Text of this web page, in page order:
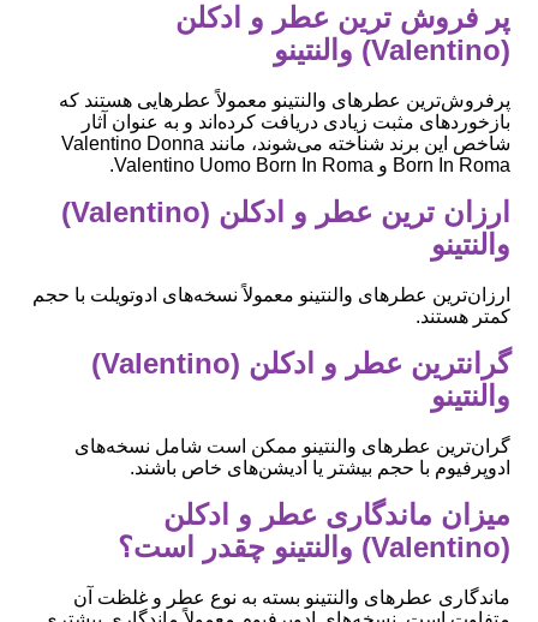
پر فروش ترین عطر و ادکلن
(Valentino) والنتینو
پرفروش‌ترین عطرهای والنتینو معمولاً عطرهایی هستند که
بازخوردهای مثبت زیادی دریافت کرده‌اند و به عنوان آثار
شاخص این برند شناخته می‌شوند، مانند Valentino Donna
Born In Roma و Valentino Uomo Born In Roma.
ارزان ترین عطر و ادکلن (Valentino)
والنتینو
ارزان‌ترین عطرهای والنتینو معمولاً نسخه‌های ادوتویلت با حجم
کمتر هستند.
گرانترین عطر و ادکلن (Valentino)
والنتینو
گران‌ترین عطرهای والنتینو ممکن است شامل نسخه‌های
ادوپرفیوم با حجم بیشتر یا ادیشن‌های خاص باشند.
میزان ماندگاری عطر و ادکلن
(Valentino) والنتینو چقدر است؟
ماندگاری عطرهای والنتینو بسته به نوع عطر و غلظت آن